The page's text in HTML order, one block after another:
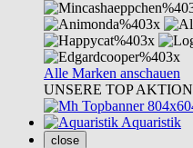
Alle Marken anschauen
UNSERE TOP AKTION
Aquaristik
close